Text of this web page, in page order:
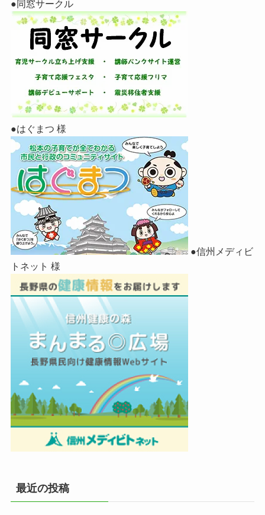
●同窓サークル
●はぐまつ 様
●信州メディビ
トネット 様
最近の投稿